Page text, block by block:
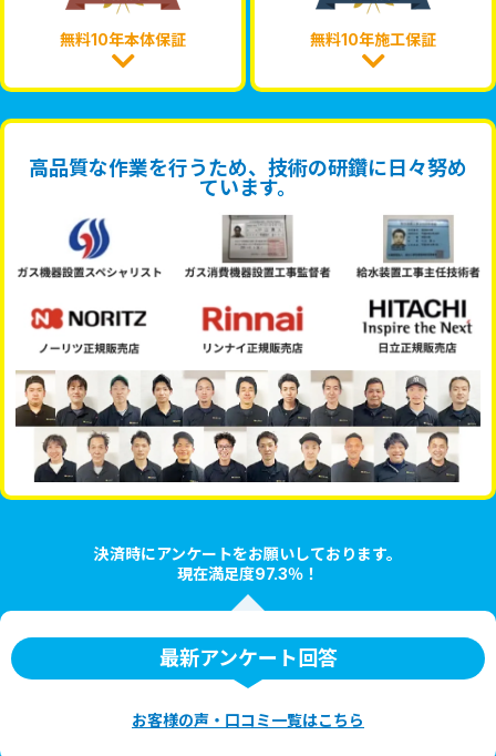
無料10年本体保証 無料10年施工保証
高品質な作業を行うため、技術の研鑽に日々努め
ています。
決済時にアンケートをお願いしております。
現在満足度97.3％！
最新アンケート回答
お客様の声・口コミ一覧はこちら